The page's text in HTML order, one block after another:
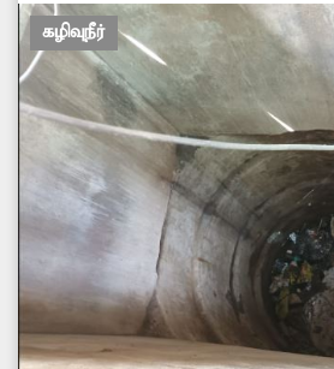
மூடியை அமைத்து
கழிவுநீர்